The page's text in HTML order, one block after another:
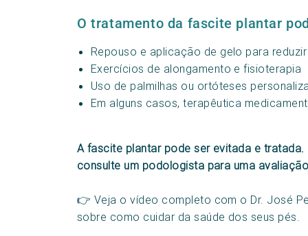
O tratamento da fascite plantar
Repouso e aplicação de gelo para
Exercícios de alongamento e fisioterapia
Uso de palmilhas ou ortóteses
Em alguns casos, terapêutica
A fascite plantar pode ser evitada e
consulte um podologista para uma
👉 Veja o vídeo completo com o Dr. José
sobre como cuidar da saúde dos seus pés.